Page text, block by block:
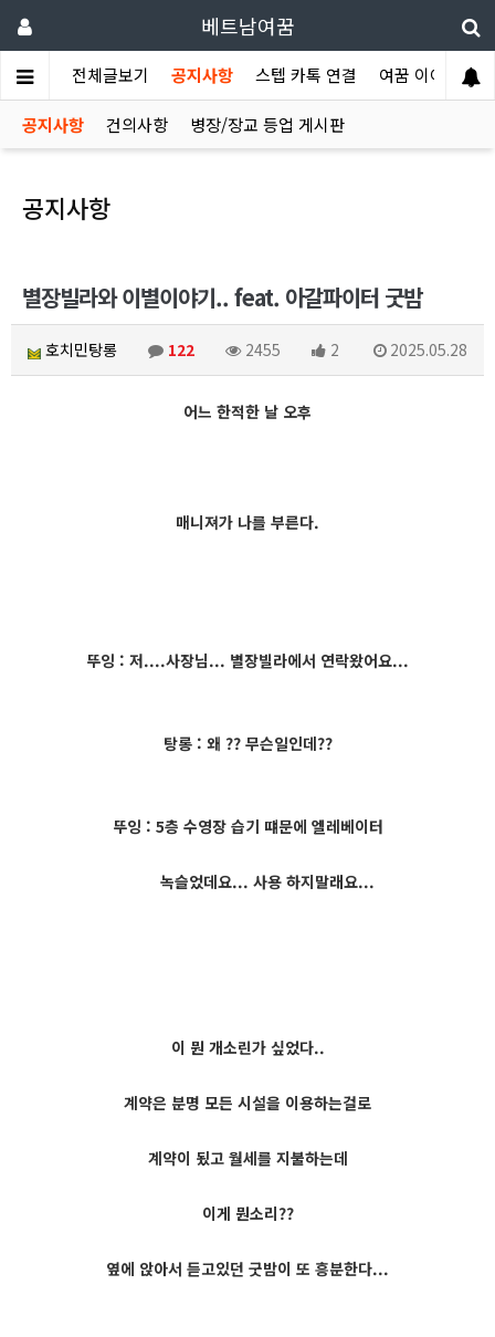
베트남여꿈
전체글보기 공지사항 스텝 카톡 연결 여꿈 이야기
공지사항 건의사항 병장/장교 등업 게시판
공지사항
별장빌라와 이별이야기.. feat. 아갈파이터 굿밤
호치민탕롱 122 2455 2 2025.05.28
어느 한적한 날 오후
매니져가 나를 부른다.
뚜잉 : 저....사장님... 별장빌라에서 연락왔어요...
탕롱 : 왜 ?? 무슨일인데??
뚜잉 : 5층 수영장 습기 떄문에 엘레베이터
녹슬었데요... 사용 하지말래요...
이 뭔 개소린가 싶었다..
계약은 분명 모든 시설을 이용하는걸로
계약이 됬고 월세를 지불하는데
이게 뭔소리??
옆에 앉아서 듣고있던 굿밤이 또 흥분한다...